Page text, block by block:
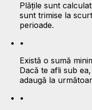
Plățile sunt
sunt trimise la
perioade.
•
Există o sumă
Dacă te afli sub
adaugă la
•